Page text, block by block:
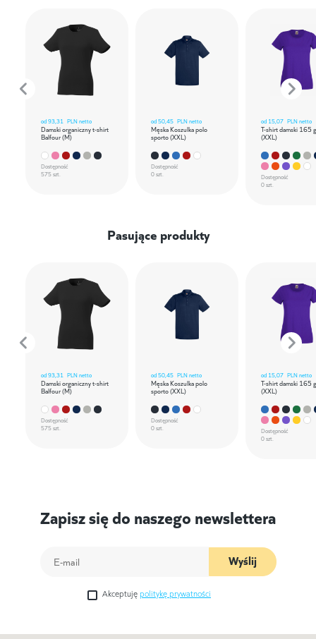
od93,31 PLN netto
Damski organiczny t-shirt
Balfour (M)
Dostępność
575 szt.
od50,45 PLN netto
Męska Koszulka polo
sporto (XXL)
Dostępność
0 szt.
od 15,07 PLN netto
T-shirt damski 165
(XXL)
Dostępność
0 szt.
Pasujące produkty
od93,31 PLN netto
Damski organiczny t-shirt
Balfour (M)
Dostępność
575 szt.
od50,45 PLN netto
Męska Koszulka polo
sporto (XXL)
Dostępność
0 szt.
od 15,07 PLN netto
T-shirt damski 165
(XXL)
Dostępność
0 szt.
Zapisz się do naszego newslettera
Wyślij
Akceptuję politykę prywatności